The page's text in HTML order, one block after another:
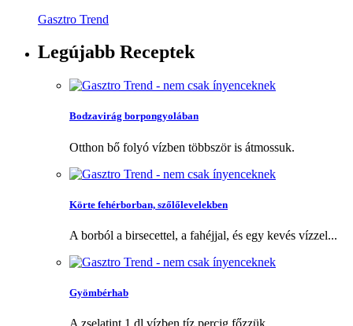
Gasztro Trend
Legújabb Receptek
Bodzavirág borpongyolában
Otthon bő folyó vízben többször is átmossuk.
Körte fehérborban, szőlőlevelekben
A borból a birsecettel, a fahéjjal, és egy kevés vízzel...
Gyömbérhab